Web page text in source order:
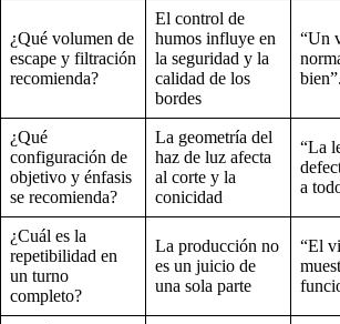
¿Qué volumen de
escape y filtración
recomienda?
El control de
humos influye en
la seguridad y la
calidad de los
bordes
“Un
¿Qué
configuración de
objetivo y énfasis
se recomienda?
La geometría del
haz de luz afecta
al corte y la
conicidad
“La
a
¿Cuál es la
repetibilidad en
un turno
completo?
La producción no
es un juicio de
una sola parte
“El